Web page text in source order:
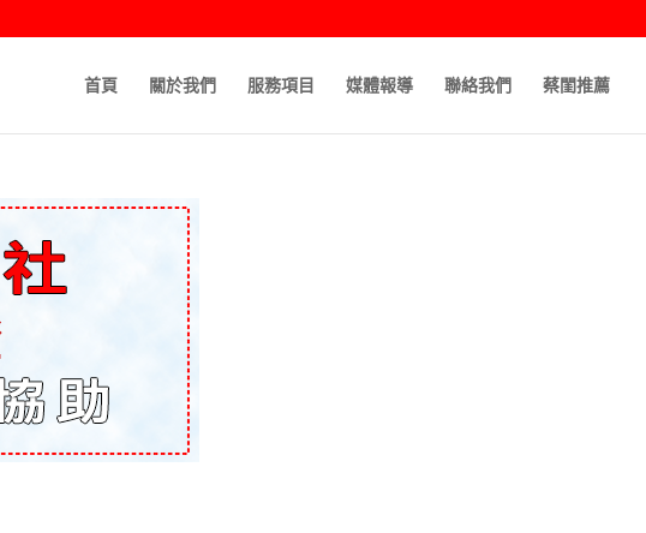
首頁 關於我們 服務項目 媒體報導 聯絡我們 蔡閨推薦